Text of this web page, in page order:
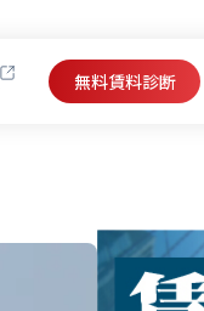
無料賃料診断